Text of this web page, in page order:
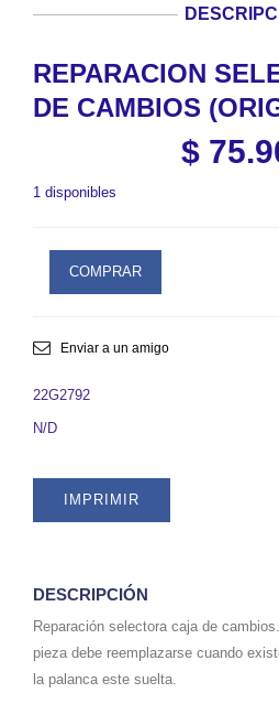
REPARACION
DE CAMBIOS
$
1 disponibles
COMPRAR
Enviar a un amigo
22G2792
N/D
IMPRIMIR
DESCRIPCIÓN
Reparación selectora caja de
pieza debe reemplazarse cuando
la palanca este suelta.